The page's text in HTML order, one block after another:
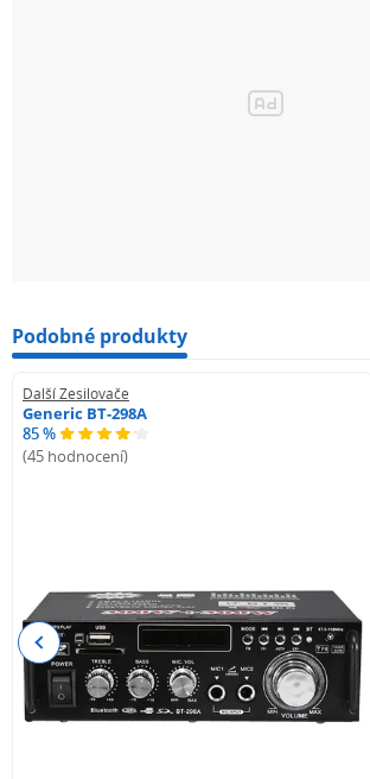
Podobné produkty
Další Zesilovače
Generic BT-298A
85 %
(45 hodnocení)
Previous